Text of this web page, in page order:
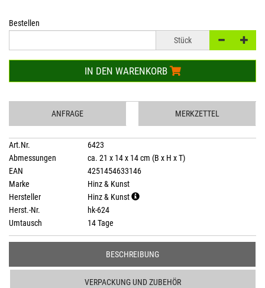
Bestellen
Stück
IN DEN WARENKORB
ANFRAGE MERKZETTEL
Art.Nr.
6423
Abmessungen
ca. 21 x 14 x 14 cm (B x H x T)
EAN
4251454633146
Marke
Hinz & Kunst
Hersteller
Hinz & Kunst
Herst.-Nr.
hk-624
Umtausch
14 Tage
BESCHREIBUNG
VERPACKUNG UND ZUBEHÖR